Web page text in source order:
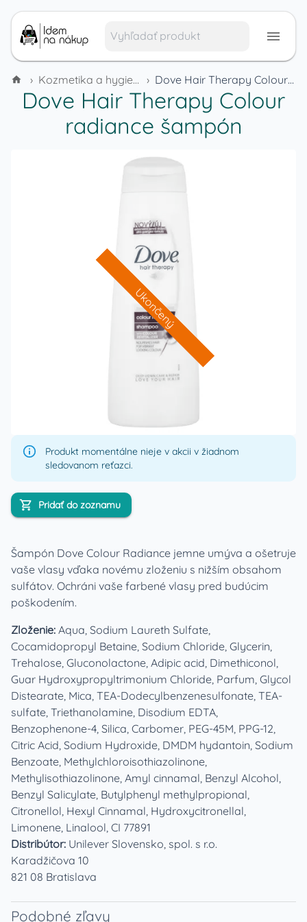
› Kozmetika a hygienické potreby › Dove Hair Therapy Colour radiance šampón
Dove Hair Therapy Colour
radiance šampón
Ukončený
Produkt momentálne nieje v akcii v žiadnom
sledovanom reťazci.
Pridať do zoznamu
Šampón Dove Colour Radiance jemne umýva a ošetruje
vaše vlasy vďaka novému zloženiu s nižším obsahom
sulfátov. Ochráni vaše farbené vlasy pred budúcim
poškodením.
Zloženie: Aqua, Sodium Laureth Sulfate,
Cocamidopropyl Betaine, Sodium Chloride, Glycerin,
Trehalose, Gluconolactone, Adipic acid, Dimethiconol,
Guar Hydroxypropyltrimonium Chloride, Parfum, Glycol
Distearate, Mica, TEA-Dodecylbenzenesulfonate, TEA-
sulfate, Triethanolamine, Disodium EDTA,
Benzophenone-4, Silica, Carbomer, PEG-45M, PPG-12,
Citric Acid, Sodium Hydroxide, DMDM hydantoin, Sodium
Benzoate, Methylchloroisothiazolinone,
Methylisothiazolinone, Amyl cinnamal, Benzyl Alcohol,
Benzyl Salicylate, Butylphenyl methylpropional,
Citronellol, Hexyl Cinnamal, Hydroxycitronellal,
Limonene, Linalool, CI 77891
Distribútor: Unilever Slovensko, spol. s r.o.
Karadžičova 10
821 08 Bratislava
Podobné zľavy